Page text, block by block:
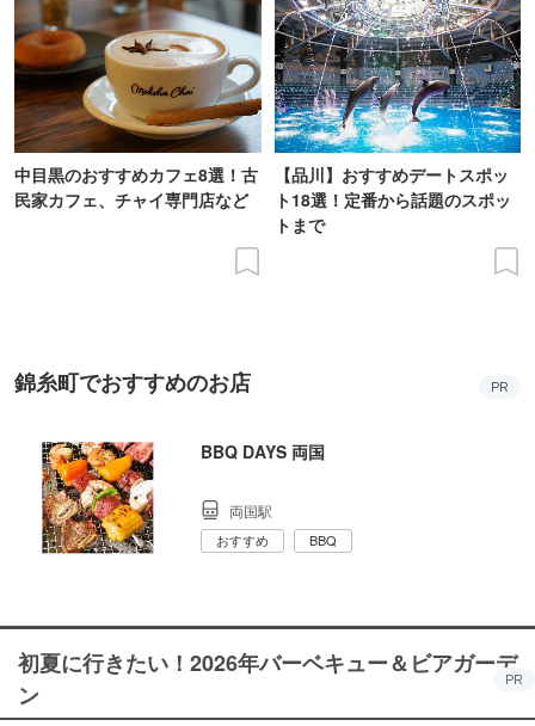
中目黒のおすすめカフェ8選！古
民家カフェ、チャイ専門店など
【品川】おすすめデートスポッ
ト18選！定番から話題のスポッ
トまで
錦糸町でおすすめのお店 PR
BBQ DAYS 両国
両国駅
おすすめ BBQ
初夏に行きたい！2026年バーベキュー＆ビアガーデ
ン
PR